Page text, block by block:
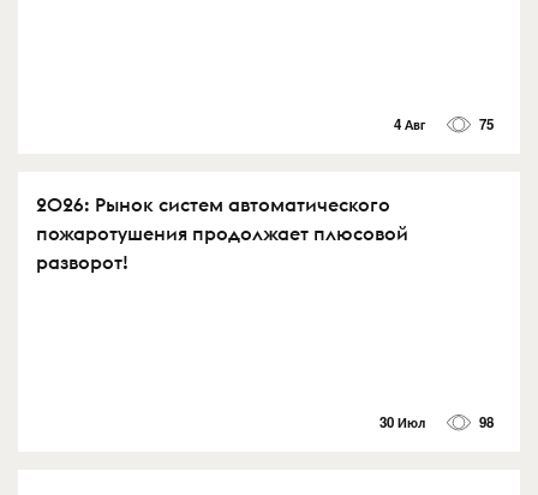
4 Авг 75
2026: Рынок систем автоматического
пожаротушения продолжает плюсовой
разворот!
30 Июл 98